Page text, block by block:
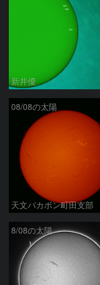
新井優
08/08の太陽
天文バカボン町田支部
8/08の太陽